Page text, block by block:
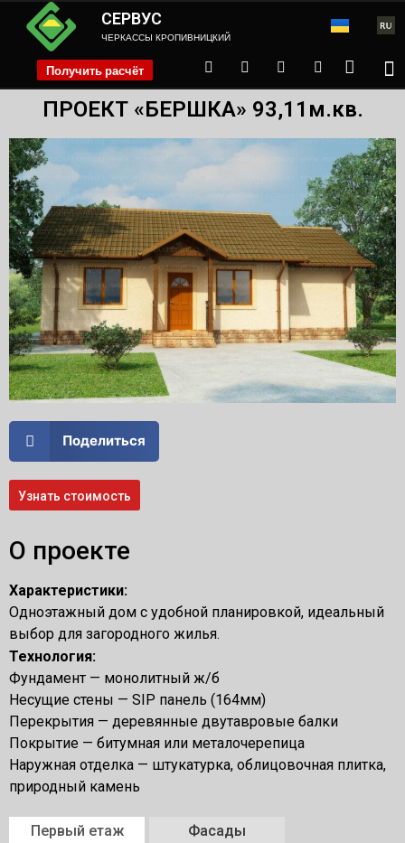
СЕРВУС
ЧЕРКАССЫ КРОПИВНИЦКИЙ
Получить расчёт phone
ПРОЕКТ «БЕРШКА» 93,11м.кв.
Поделиться
Узнать стоимость
О проекте
Характеристики:
Одноэтажный дом с удобной планировкой, идеальный
выбор для загородного жилья.
Технология:
Фундамент — монолитный ж/б
Несущие стены — SIP панель (164мм)
Перекрытия — деревянные двутавровые балки
Покрытие — битумная или металочерепица
Наружная отделка — штукатурка, облицовочная плитка,
природный камень
Первый етаж Фасады